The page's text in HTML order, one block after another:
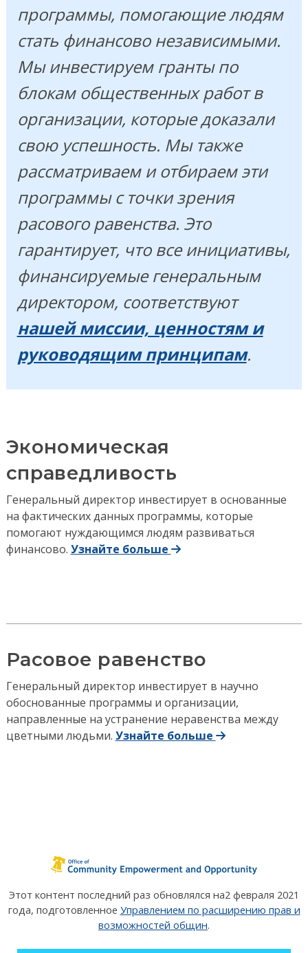
программы, помогающие людям
стать финансово независимыми.
Мы инвестируем гранты по
блокам общественных работ в
организации, которые доказали
свою успешность. Мы также
рассматриваем и отбираем эти
программы с точки зрения
расового равенства. Это
гарантирует, что все инициативы,
финансируемые генеральным
директором, соответствуют
нашей миссии, ценностям и
руководящим принципам.
Экономическая
справедливость
Генеральный директор инвестирует в основанные
на фактических данных программы, которые
помогают нуждающимся людям развиваться
финансово. Узнайте больше
Расовое равенство
Генеральный директор инвестирует в научно
обоснованные программы и организации,
направленные на устранение неравенства между
цветными людьми. Узнайте больше
Этот контент последний раз обновлялся на2 февраля 2021
года, подготовленное Управлением по расширению прав и
возможностей общин.